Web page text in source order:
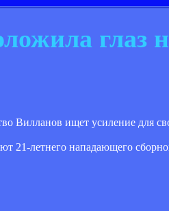
глаз
Вилланов ищет усиление для
21-летнего нападающего